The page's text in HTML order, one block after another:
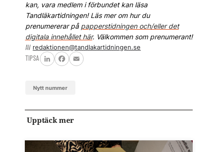
kan, varamedlem i förbundet kan läsa
Tandläkartidningen! Läs mer om hur du
prenumererar på papperstidningen och/eller det
digitala innehållet här. Välkommen som prenumerant!
AV redaktionen@tandlakartidningen.se
TIPSA
LinkedInFacebook
Email
Nytt nummer
Upptäck mer